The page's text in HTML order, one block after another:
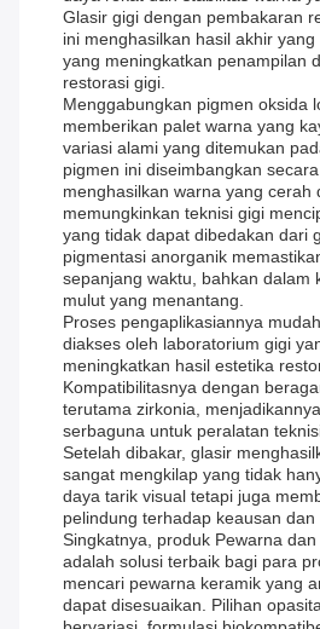
Glasir gigi dengan pembakaran
ini menghasilkan hasil akhir
yang meningkatkan penampilan
restorasi gigi.
Menggabungkan pigmen oksida
memberikan palet warna yang
variasi alami yang ditemukan
pigmen ini diseimbangkan
menghasilkan warna yang cerah
memungkinkan teknisi gigi
yang tidak dapat dibedakan dari
pigmentasi anorganik
sepanjang waktu, bahkan dalam
mulut yang menantang.
Proses pengaplikasiannya
diakses oleh laboratorium gigi
meningkatkan hasil estetika
Kompatibilitasnya dengan
terutama zirkonia,
serbaguna untuk peralatan
Setelah dibakar, glasir
sangat mengkilap yang tidak
daya tarik visual tetapi juga
pelindung terhadap keausan dan
Singkatnya, produk Pewarna
adalah solusi terbaik bagi para
mencari pewarna keramik yang
dapat disesuaikan. Pilihan